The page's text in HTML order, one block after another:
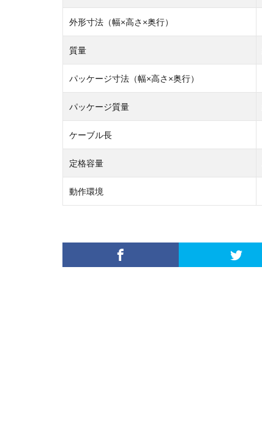
外形寸法（幅×高さ×奥行）
質量
パッケージ寸法（幅×高さ×奥行）
パッケージ質量
ケーブル長
定格容量
動作環境